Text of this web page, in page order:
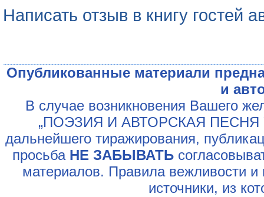
Написать отзыв в книгу гостей
Опубликованные материали
и
В случае возникновения Вашего
„ПОЭЗИЯ И АВТОРСКАЯ ПЕСНЯ
дальнейшего тиражирования,
просьба НЕ ЗАБЫВАТЬ
материалов. Правила вежливости и
источники, из